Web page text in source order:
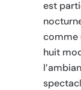
est
comme
huit